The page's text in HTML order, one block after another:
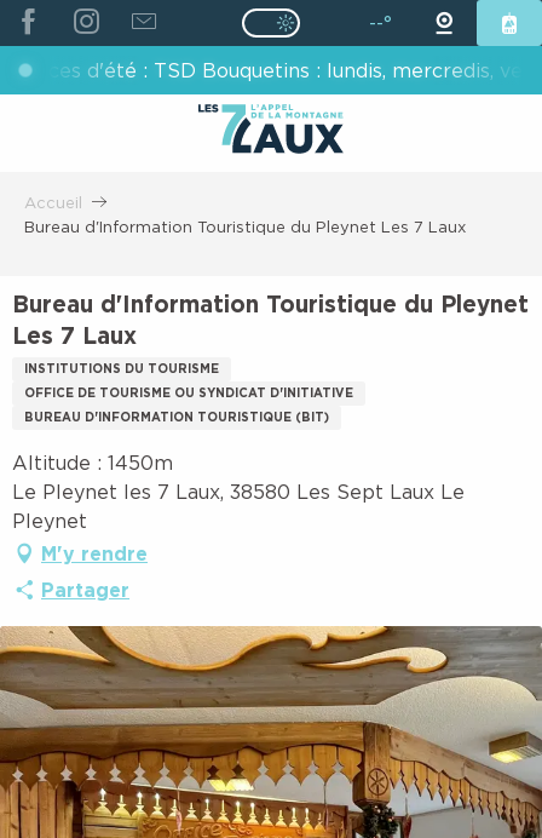
ALLER
AU
CONTENU
PRINCIPAL
Page D’accueil Actuelle Été :
Page D’accueil Actuelle
: TSD Bouquetins : lundis, mercredis, vendredis
--°
Accueil
Bureau d'Information Touristique du Pleynet Les 7 Laux
Bureau d'Information Touristique du Pleynet
Les 7 Laux
INSTITUTIONS DU TOURISME
OFFICE DE TOURISME OU SYNDICAT D'INITIATIVE
BUREAU D'INFORMATION TOURISTIQUE (BIT)
Altitude : 1450m
Le Pleynet les 7 Laux, 38580 Les Sept Laux Le
Pleynet
M'y rendre
Partager